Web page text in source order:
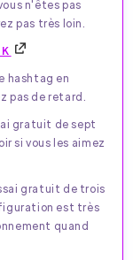
n'êtes pas
pas très loin.
hashtag en
pas de retard.
gratuit de sept
si vous les aimez
gratuit de trois
est très
quand